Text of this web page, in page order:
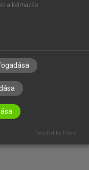
alkalmazás
Powered by Klaro!